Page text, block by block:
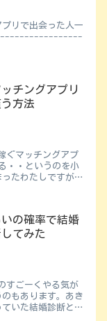
チングアプリ
方法
ぐマッチングアプ
・・というのを小
の確率で結婚
てみた
すごーくやる気が
もあります。あき